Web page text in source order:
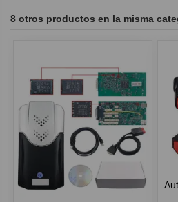
8 otros productos en la misma